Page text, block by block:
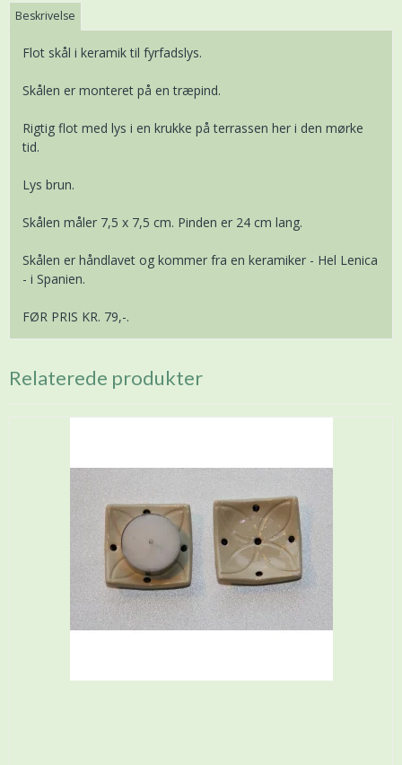
Beskrivelse
Flot skål i keramik til fyrfadslys.
Skålen er monteret på en træpind.
Rigtig flot med lys i en krukke på terrassen her i den mørke
tid.
Lys brun.
Skålen måler 7,5 x 7,5 cm. Pinden er 24 cm lang.
Skålen er håndlavet og kommer fra en keramiker - Hel Lenica
- i Spanien.
FØR PRIS KR. 79,-.
Relaterede produkter